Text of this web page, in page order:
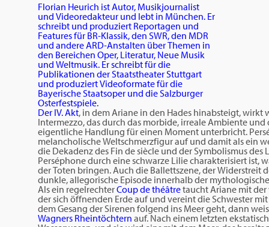
Florian Heurich ist Autor, Musikjournalist
und Videoredakteur und lebt in München. Er
schreibt und produziert Reportagen und
Features für BR-Klassik, den SWR, den MDR
und andere ARD-Anstalten über Themen in
den Bereichen Oper, Literatur, Neue Musik
und Weltmusik. Er schreibt für die
Publikationen der Staatstheater Stuttgart
und produziert Videoformate für die
Bayerische Staatsoper und die Salzburger
Osterfestspiele.
Der IV. Akt, in dem Ariane in den Hades hinabsteigt,
Intermezzo, das durch das morbide, irreale Ambiente
eigentliche Handlung für einen Moment unterbricht.
melancholische Weltschmerzfigur auf und damit als ein
die Dekadenz des Fin de siècle und der Symbolismus
Perséphone durch eine schwarze Lilie charakterisiert ist,
der Toten bringen. Auch die Ballettszene, der Widerstreit
dunkle, allegorische Episode innerhalb der
Als ein regelrechterCoup de théâtretaucht Ariane mit
der sich öffnenden Erde auf und vereint die Schwester
dem Gesang der Sirenen folgend ins Meer geht, dann
Wagners Rheintöchtern auf. Nach einem letzten